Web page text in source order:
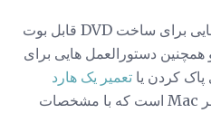
این راهنما شامل دستورالعمل هایی برای ساخت DVD قابل بوت
دستورالعمل هایی برای
تعمیر یک هارد
و نصب OS X Lion در هر Mac است که با مشخصات